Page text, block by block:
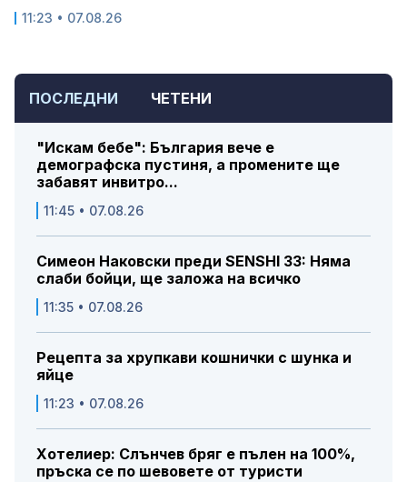
ПОСЛЕДНИ ЧЕТЕНИ
"Искам бебе": България вече е
демографска пустиня, а промените ще
забавят инвитро...
11:45 • 07.08.26
Симеон Наковски преди SENSHI 33: Няма
слаби бойци, ще заложа на всичко
11:35 • 07.08.26
Рецепта за хрупкави кошнички с шунка и
яйце
11:23 • 07.08.26
Хотелиер: Слънчев бряг е пълен на 100%,
пръска се по шевовете от туристи
11:23 • 07.08.26